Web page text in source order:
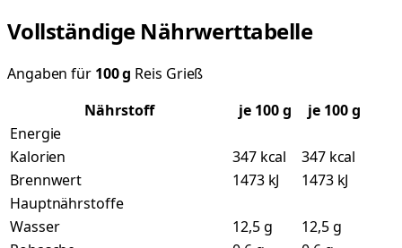
Vollständige Nährwerttabelle
Angaben für 100g Reis Grieß
Nährstoff
je 100g
je 100 g
Energie
Kalorien
347 kcal
347 kcal
Brennwert
1473 kJ
1473 kJ
Hauptnährstoffe
Wasser
12,5 g
12,5 g